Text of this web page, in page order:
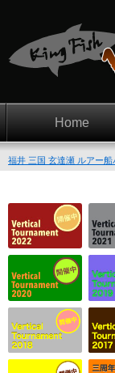
Home
福井 三国 玄達瀬 ルアー